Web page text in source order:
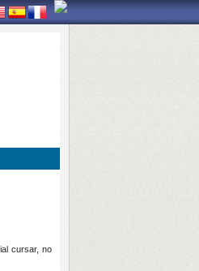
cursar, no